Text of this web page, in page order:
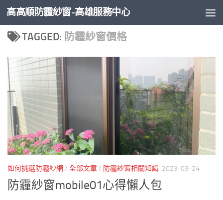
Skip to content
高高順防霾紗窗-高雄服務中心
TAGGED: 防霾紗窗價格
如何挑選防霾紗網 / 全部文章/ 防霾紗窗相關知識 2023-03-24
防霾紗窗mobile01心得懶人包